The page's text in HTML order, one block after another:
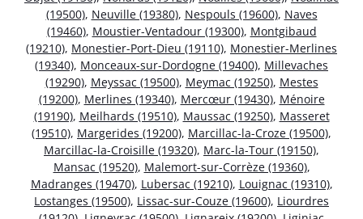
(19500), Neuville (19380), Nespouls (19600), Naves
(19460), Moustier-Ventadour (19300), Montgibaud
(19210), Monestier-Port-Dieu (19110), Monestier-Merlines
(19340), Monceaux-sur-Dordogne (19400), Millevaches
(19290), Meyssac (19500), Meymac (19250), Mestes
(19200), Merlines (19340), Mercœur (19430), Ménoire
(19190), Meilhards (19510), Maussac (19250), Masseret
(19510), Margerides (19200), Marcillac-la-Croze (19500),
Marcillac-la-Croisille (19320), Marc-la-Tour (19150),
Mansac (19520), Malemort-sur-Corrèze (19360),
Madranges (19470), Lubersac (19210), Louignac (19310),
Lostanges (19500), Lissac-sur-Couze (19600), Liourdres